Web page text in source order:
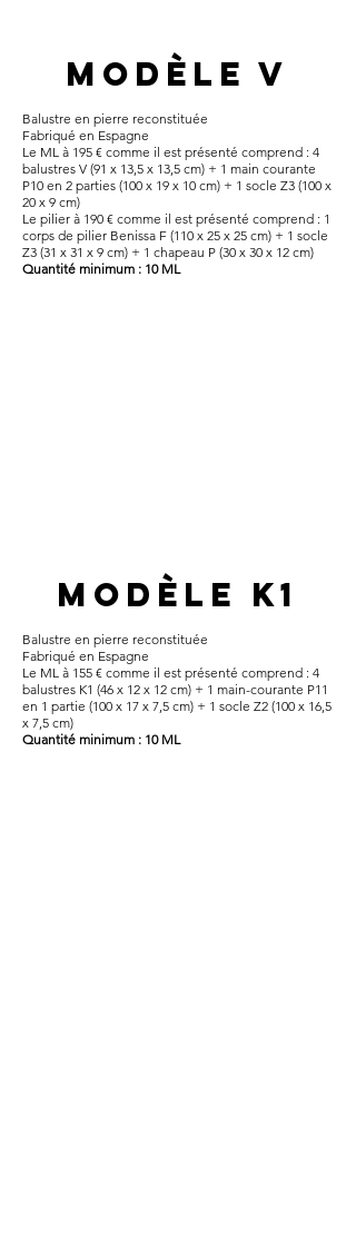
modèle V
Balustre en pierre reconstituée​
Fabriqué en Espagne
Le ML à 195 € comme il est présenté comprend : 4
balustres V (91 x 13,5 x 13,5 cm) + 1 main courante
P10 en 2 parties (100 x 19 x 10 cm) + 1 socle Z3 (100 x
20 x 9 cm)
Le pilier à 190 € comme il est présenté comprend : 1
corps de pilier Benissa F (110 x 25 x 25 cm) + 1 socle
Z3 (31 x 31 x 9 cm) + 1 chapeau P (30 x 30 x 12 cm)
Quantité minimum : 10 ML
modèle K1
Balustre en pierre reconstituée​
Fabriqué en Espagne
Le ML à 155 € comme il est présenté comprend : 4
balustres K1 (46 x 12 x 12 cm) + 1 main-courante P11
en 1 partie (100 x 17 x 7,5 cm) + 1 socle Z2 (100 x 16,5
x 7,5 cm)
Quantité minimum : 10 ML